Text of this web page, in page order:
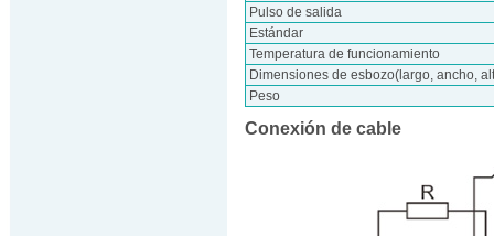
Pulso de salida
Estándar
Temperatura de funcionamiento
Dimensiones de esbozo(largo, ancho,
Peso
Conexión de cable